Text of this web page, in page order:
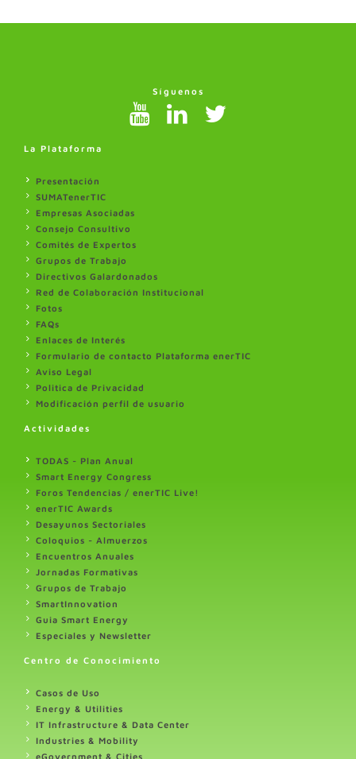
Síguenos
La Plataforma
Presentación
SUMATenerTIC
Empresas Asociadas
Consejo Consultivo
Comités de Expertos
Grupos de Trabajo
Directivos Galardonados
Red de Colaboración Institucional
Fotos
FAQs
Enlaces de Interés
Formulario de contacto Plataforma enerTIC
Aviso Legal
Politica de Privacidad
Modificación perfil de usuario
Actividades
TODAS - Plan Anual
Smart Energy Congress
Foros Tendencias / enerTIC Live!
enerTIC Awards
Desayunos Sectoriales
Coloquios - Almuerzos
Encuentros Anuales
Jornadas Formativas
Grupos de Trabajo
SmartInnovation
Guia Smart Energy
Especiales y Newsletter
Centro de Conocimiento
Casos de Uso
Energy & Utilities
IT Infrastructure & Data Center
Industries & Mobility
eGovernment & Cities